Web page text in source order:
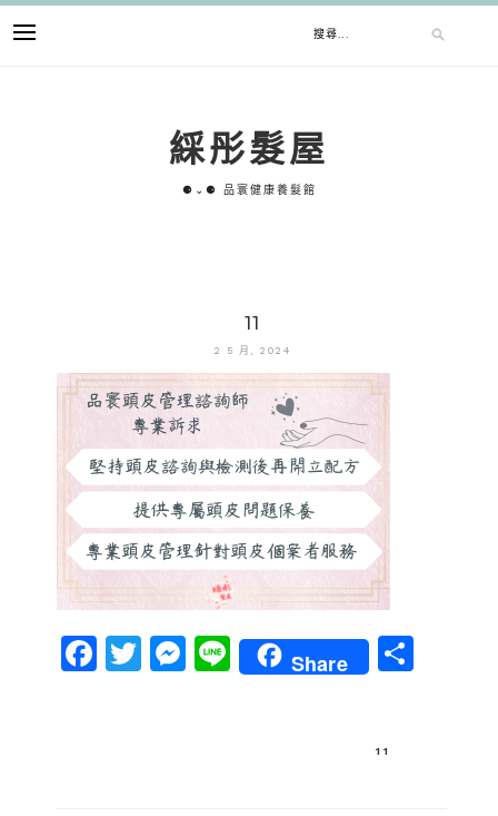
關
綵彤髮屋
⚈⌄⚈ 品寰健康養髮館
11
2 5 月, 2024
Facebook
Twitter
Messenger
LineShare
分
11